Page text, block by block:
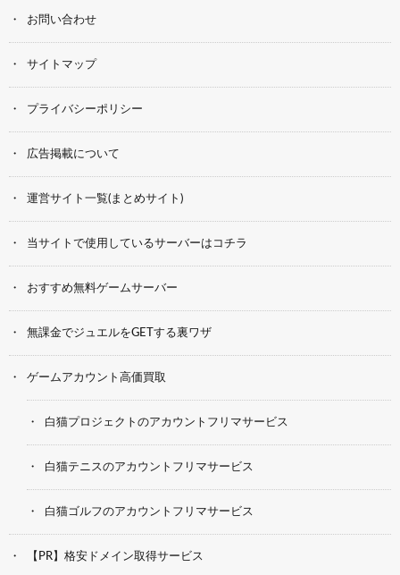
お問い合わせ
サイトマップ
プライバシーポリシー
広告掲載について
運営サイト一覧(まとめサイト)
当サイトで使用しているサーバーはコチラ
おすすめ無料ゲームサーバー
無課金でジュエルをGETする裏ワザ
ゲームアカウント高価買取
白猫プロジェクトのアカウントフリマサービス
白猫テニスのアカウントフリマサービス
白猫ゴルフのアカウントフリマサービス
【PR】格安ドメイン取得サービス